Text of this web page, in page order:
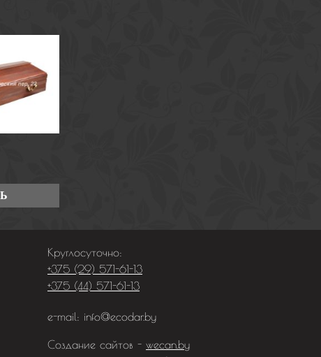
Круглосуточно:
+375 (29) 571-61-13
+375 (44) 571-61-13
e-mail: info@ecodar.by
Создание сайтов - wecan.by